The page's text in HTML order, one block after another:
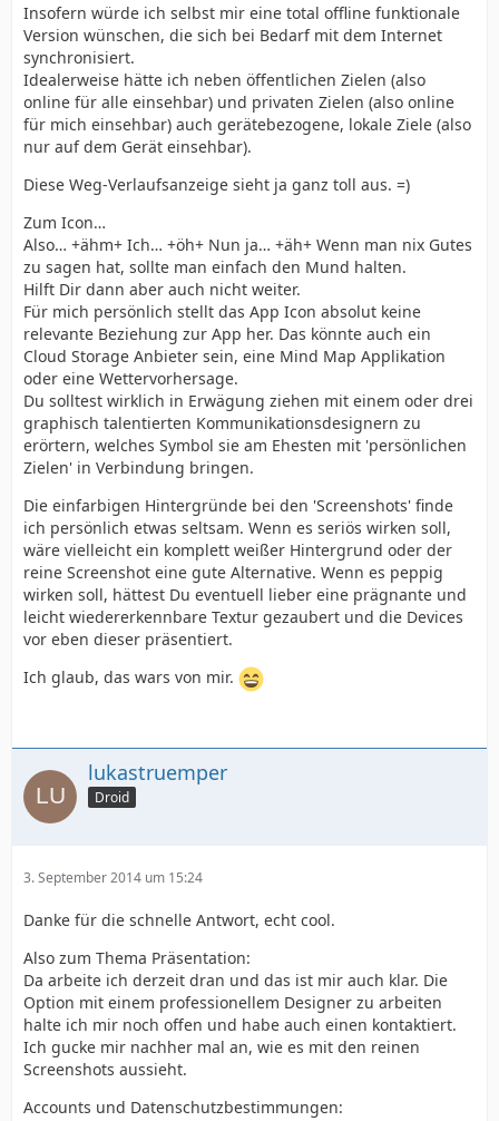
Insofern würde ich selbst mir eine total offline funktionale
Version wünschen, die sich bei Bedarf mit dem Internet
synchronisiert.
Idealerweise hätte ich neben öffentlichen Zielen (also
online für alle einsehbar) und privaten Zielen (also online
für mich einsehbar) auch gerätebezogene, lokale Ziele (also
nur auf dem Gerät einsehbar).
Diese Weg-Verlaufsanzeige sieht ja ganz toll aus. =)
Zum Icon…
Also… +ähm+ Ich… +öh+ Nun ja… +äh+ Wenn man nix Gutes
zu sagen hat, sollte man einfach den Mund halten.
Hilft Dir dann aber auch nicht weiter.
Für mich persönlich stellt das App Icon absolut keine
relevante Beziehung zur App her. Das könnte auch ein
Cloud Storage Anbieter sein, eine Mind Map Applikation
oder eine Wettervorhersage.
Du solltest wirklich in Erwägung ziehen mit einem oder drei
graphisch talentierten Kommunikationsdesignern zu
erörtern, welches Symbol sie am Ehesten mit 'persönlichen
Zielen' in Verbindung bringen.
Die einfarbigen Hintergründe bei den 'Screenshots' finde
ich persönlich etwas seltsam. Wenn es seriös wirken soll,
wäre vielleicht ein komplett weißer Hintergrund oder der
reine Screenshot eine gute Alternative. Wenn es peppig
wirken soll, hättest Du eventuell lieber eine prägnante und
leicht wiedererkennbare Textur gezaubert und die Devices
vor eben dieser präsentiert.
Ich glaub, das wars von mir.
lukastruemper
Droid
3. September 2014 um 15:24
Danke für die schnelle Antwort, echt cool.
Also zum Thema Präsentation:
Da arbeite ich derzeit dran und das ist mir auch klar. Die
Option mit einem professionellem Designer zu arbeiten
halte ich mir noch offen und habe auch einen kontaktiert.
Ich gucke mir nachher mal an, wie es mit den reinen
Screenshots aussieht.
Accounts und Datenschutzbestimmungen: